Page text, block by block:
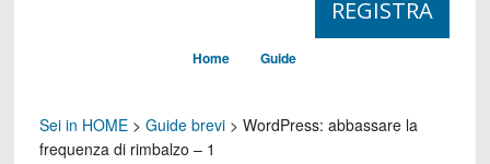
Home Guide
Sei in HOME> Guide brevi> WordPress: abbassare la
frequenza di rimbalzo – 1